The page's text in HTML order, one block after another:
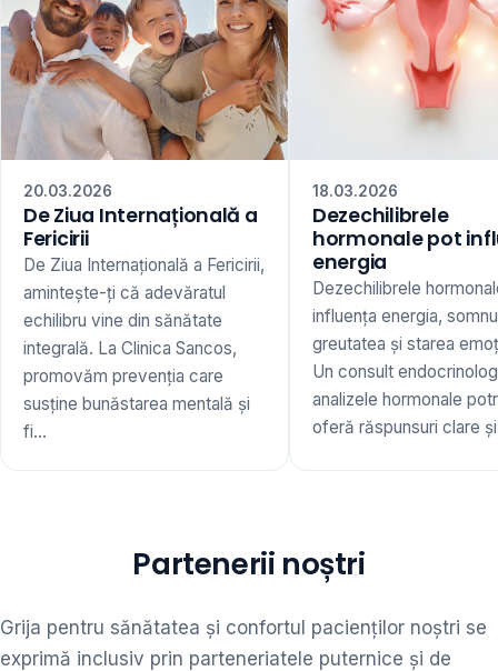
20.03.2026
De Ziua Internațională a
Fericirii
De Ziua Internațională a Fericirii,
amintește-ți că adevăratul
echilibru vine din sănătate
integrală. La Clinica Sancos,
promovăm prevenția care
susține bunăstarea mentală și
fi...
18.03.2026
Dezechilibrele
hormonale pot
energia
Dezechilibrele
influența energia,
greutatea și starea
Un consult
analizele hormonale
oferă răspunsuri clare
Partenerii noștri
Grija pentru sănătatea și confortul pacienților noștri se
exprimă inclusiv prin parteneriatele puternice și de